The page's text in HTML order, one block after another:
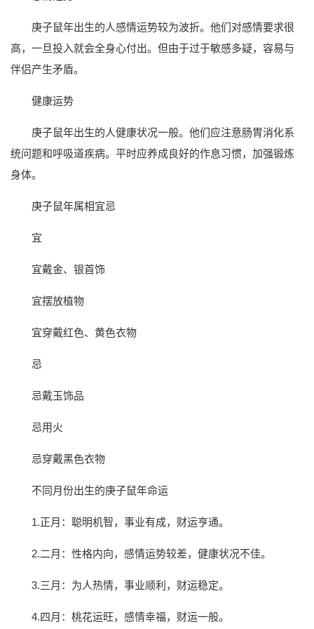
庚子鼠年出生的人感情运势较为波折。他们对感情要求很
高，一旦投入就会全身心付出。但由于过于敏感多疑，容易与
伴侣产生矛盾。
健康运势
庚子鼠年出生的人健康状况一般。他们应注意肠胃消化系
统问题和呼吸道疾病。平时应养成良好的作息习惯，加强锻炼
身体。
庚子鼠年属相宜忌
宜
宜戴金、银首饰
宜摆放植物
宜穿戴红色、黄色衣物
忌
忌戴玉饰品
忌用火
忌穿戴黑色衣物
不同月份出生的庚子鼠年命运
1.正月：聪明机智，事业有成，财运亨通。
2.二月：性格内向，感情运势较差，健康状况不佳。
3.三月：为人热情，事业顺利，财运稳定。
4.四月：桃花运旺，感情幸福，财运一般。